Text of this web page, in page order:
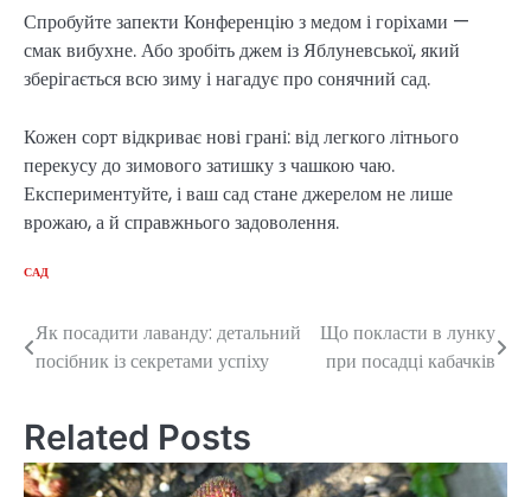
Спробуйте запекти Конференцію з медом і горіхами —
смак вибухне. Або зробіть джем із Яблуневської, який
зберігається всю зиму і нагадує про сонячний сад.
Кожен сорт відкриває нові грані: від легкого літнього
перекусу до зимового затишку з чашкою чаю.
Експериментуйте, і ваш сад стане джерелом не лише
врожаю, а й справжнього задоволення.
САД
Post
navigation
Як посадити лаванду: детальний
посібник із секретами успіху
Що покласти в лунку
при посадці кабачків
Related Posts